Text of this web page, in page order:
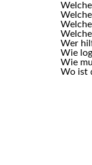
Wer
Wie
Wie
Wo ist